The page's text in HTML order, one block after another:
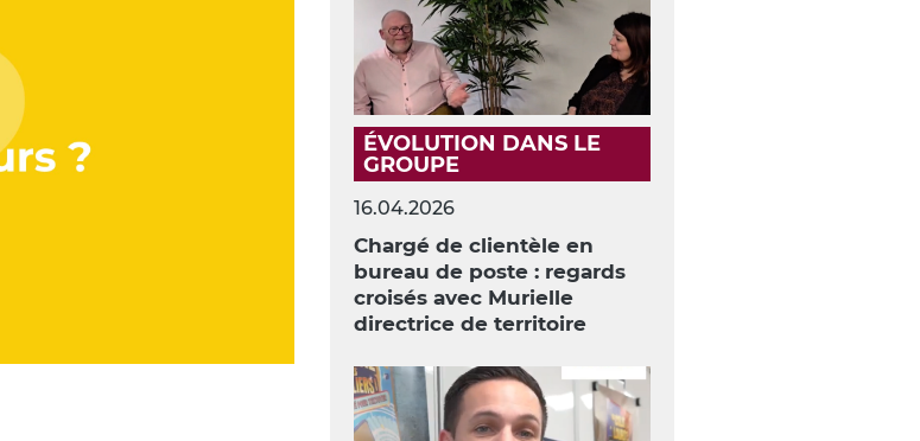
ÉVOLUTION DANS LE
GROUPE
16.04.2026
Chargé de clientèle en
bureau de poste : regards
croisés avec Murielle
directrice de territoire